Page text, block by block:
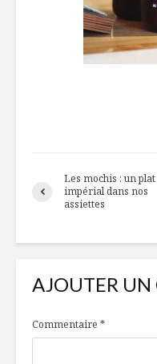
Les mochis : un plat
impérial dans nos
assiettes
AJOUTER
Commentaire *